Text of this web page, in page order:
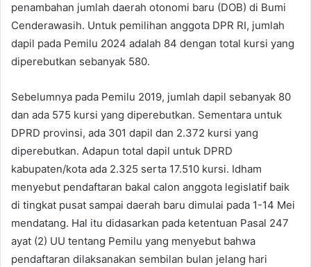
penambahan jumlah daerah otonomi baru (DOB) di Bumi
Cenderawasih. Untuk pemilihan anggota DPR RI, jumlah
dapil pada Pemilu 2024 adalah 84 dengan total kursi yang
diperebutkan sebanyak 580.
Sebelumnya pada Pemilu 2019, jumlah dapil sebanyak 80
dan ada 575 kursi yang diperebutkan. Sementara untuk
DPRD provinsi, ada 301 dapil dan 2.372 kursi yang
diperebutkan. Adapun total dapil untuk DPRD
kabupaten/kota ada 2.325 serta 17.510 kursi. Idham
menyebut pendaftaran bakal calon anggota legislatif baik
di tingkat pusat sampai daerah baru dimulai pada 1-14 Mei
mendatang. Hal itu didasarkan pada ketentuan Pasal 247
ayat (2) UU tentang Pemilu yang menyebut bahwa
pendaftaran dilaksanakan sembilan bulan jelang hari